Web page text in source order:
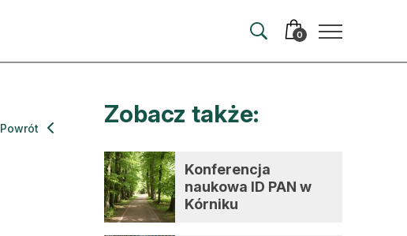
0
Prenumerata
Zostań autorem
Powrót
Zobacz także:
Konferencja
naukowa ID PAN w
Kórniku